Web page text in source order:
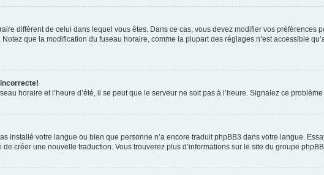
différent de celui dans lequel vous êtes. Dans ce cas, vous devez modifier vos préférences
que la modification du fuseau horaire, comme la plupart des réglages n’est accessible
horaire et l’heure d’été, il se peut que le serveur ne soit pas à l’heure. Signalez ce problème
installé votre langue ou bien que personne n’a encore traduit phpBB3 dans votre langue.
créer une nouvelle traduction. Vous trouverez plus d’informations sur le site du groupe